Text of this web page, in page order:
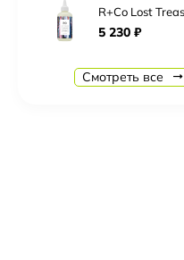
R+Co Lost
5 230 ₽
R+Co Ring
5 290₽
R+Co
R+Co Lost
Смотреть все